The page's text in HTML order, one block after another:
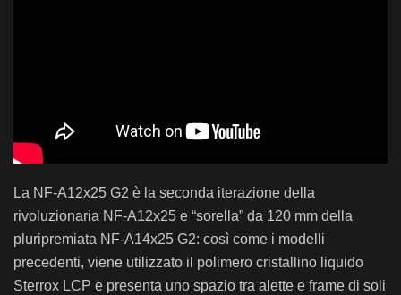
La NF-A12x25 G2 è la seconda iterazione della
rivoluzionaria NF-A12x25 e “sorella” da 120 mm della
pluripremiata NF-A14x25 G2: così come i modelli
precedenti, viene utilizzato il polimero cristallino liquido
Sterrox LCP e presenta uno spazio tra alette e frame di soli